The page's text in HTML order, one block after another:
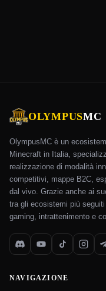
OLYMPUSMC
OlympusMC è un
Minecraft in Italia,
realizzazione di modalità
competitivi, mappe B2C,
dal vivo. Grazie anche ai
tra gli ecosistemi più
gaming, intrattenimento e
NAVIGAZIONE